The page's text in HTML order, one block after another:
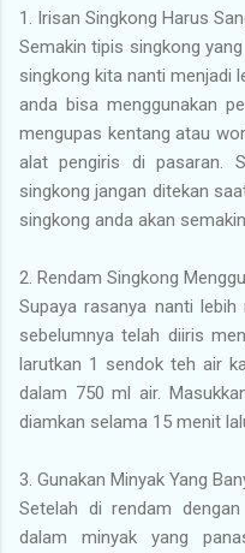
1. Irisan Singkong Harus
Semakin tipis singkong
singkong kita nanti menjadi
anda bisa menggunakan
mengupas kentang atau
alat pengiris di pasaran.
singkong jangan ditekan
singkong anda akan
2. Rendam Singkong
Supaya rasanya nanti lebih
sebelumnya telah diiris
larutkan 1 sendok teh air
dalam 750 ml air.
diamkan selama 15 menit
3. Gunakan Minyak Yang
Setelah di rendam
dalam minyak yang